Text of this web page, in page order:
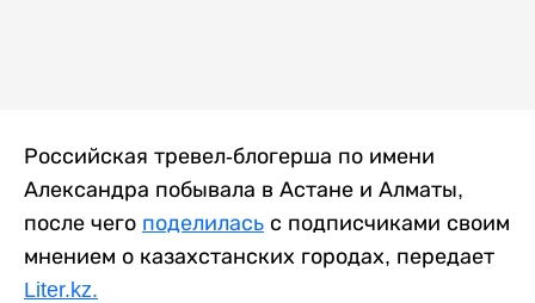
Российская тревел-блогерша по имени
Александра побывала в Астане и Алматы,
после чего поделилась с подписчиками своим
мнением о казахстанских городах, передает
Liter.kz.